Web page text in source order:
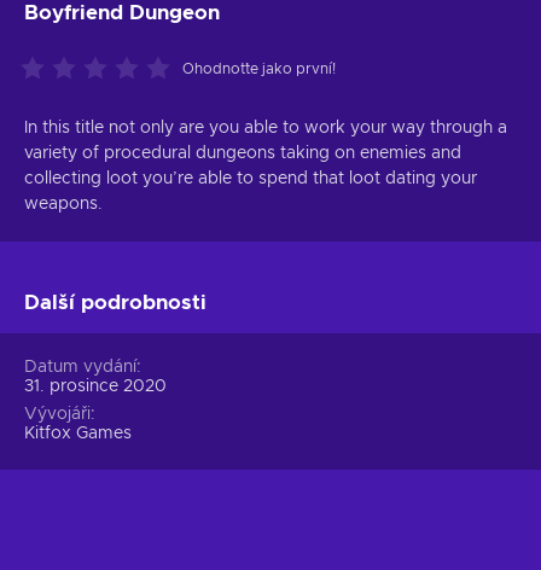
Boyfriend Dungeon
Ohodnoťte jako první!
In this title not only are you able to work your way through a
variety of procedural dungeons taking on enemies and
collecting loot you’re able to spend that loot dating your
weapons.
Další podrobnosti
Datum vydání
31. prosince 2020
Vývojáři
Kitfox Games